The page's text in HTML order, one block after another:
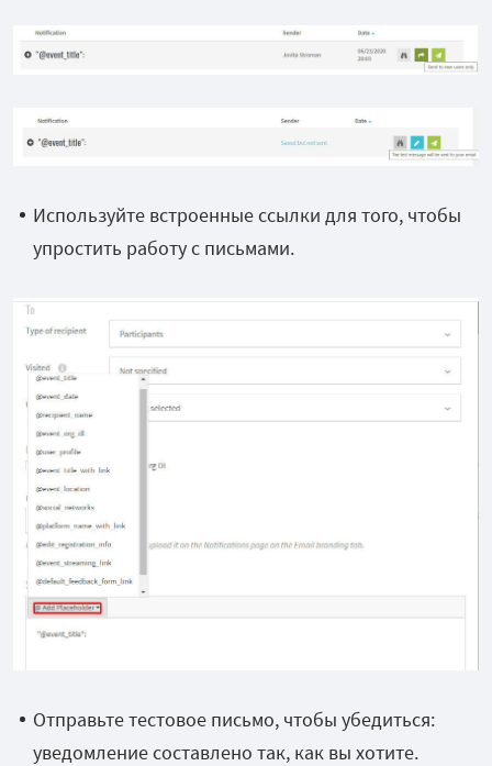
Используйте встроенные ссылки для того, чтобы
упростить работу с письмами.
Отправьте тестовое письмо, чтобы убедиться:
уведомление составлено так, как вы хотите.